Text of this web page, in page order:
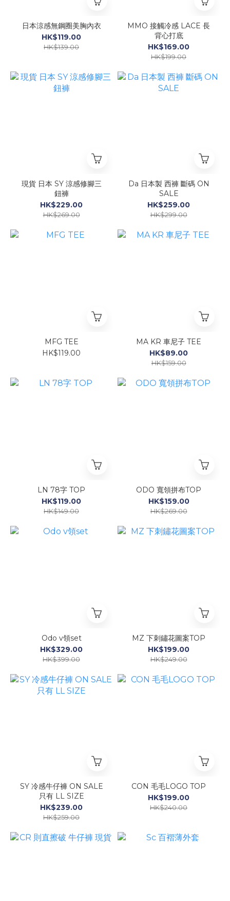
日本涼感無鋼圈美胸內衣
HK$119.00
HK$139.00
MMO 接觸冷感 LACE 長
背心打底
HK$169.00
HK$199.00
現貨 日本 SY 涼感修腳三
鈕褲
HK$229.00
HK$269.00
Da 日本製 西褲 斷碼 ON
SALE
HK$259.00
HK$299.00
MFG TEE
HK$119.00
MA KR 車尼子 TEE
HK$89.00
HK$159.00
LN 78字 TOP
HK$119.00
HK$149.00
ODO 寬領拼布TOP
HK$159.00
HK$269.00
Odo v領set
HK$329.00
HK$399.00
MZ 下刺鏽花圖案TOP
HK$199.00
HK$249.00
SY 冷感牛仔褲 ON SALE
只有 LL SIZE
HK$239.00
HK$259.00
CON 毛毛LOGO TOP
HK$199.00
HK$240.00